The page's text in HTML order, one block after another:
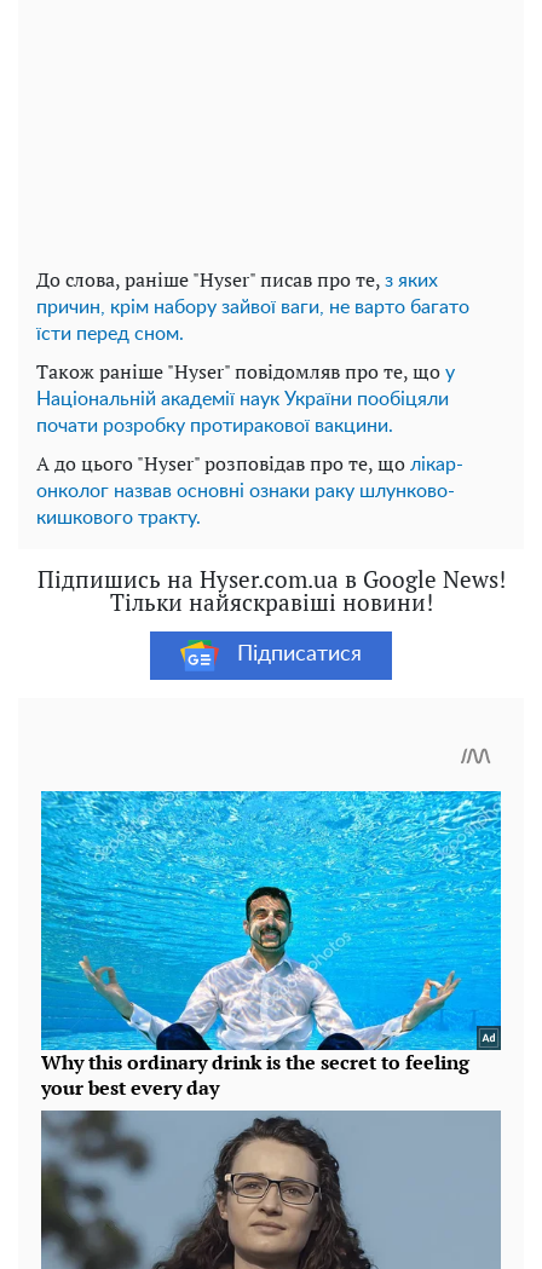
До слова, раніше "Hyser" писав про те, з яких
причин, крім набору зайвої ваги, не варто багато
їсти перед сном.
Також раніше "Hyser" повідомляв про те, що у
Національній академії наук України пообіцяли
почати розробку протиракової вакцини.
А до цього "Hyser" розповідав про те, що лікар-
онколог назвав основні ознаки раку шлунково-
кишкового тракту.
Підпишись на Hyser.com.ua в Google News!
Тільки найяскравіші новини!
Підписатися